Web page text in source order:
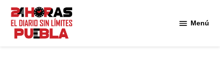
Saltar
contenido
Menú